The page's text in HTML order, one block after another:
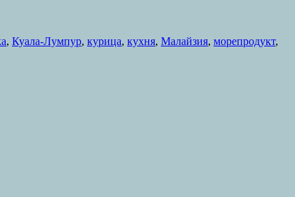
, Куала-Лумпур, курица, кухня, Малайзия, морепродукт,